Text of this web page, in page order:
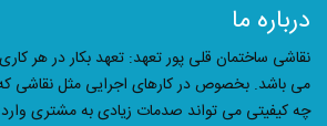
درباره ما
نقاشی ساختمان قلی پور تعهد: تعهد بکار در هر
می باشد. بخصوص در کارهای اجرایی مثل نقاشی
چه کیفیتی می تواند صدمات زیادی به مشتری وارد